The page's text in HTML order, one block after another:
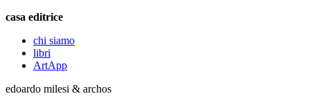
casa editrice
chi siamo
libri
ArtApp
edoardo milesi & archos